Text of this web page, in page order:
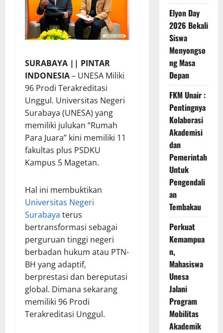
SURABAYA || PINTAR
INDONESIA– UNESA Miliki
96 Prodi Terakreditasi
Unggul. Universitas Negeri
Surabaya (UNESA) yang
memiliki julukan “Rumah
Para Juara” kini memiliki 11
fakultas plus PSDKU
Kampus 5 Magetan.
Hal ini membuktikan
Universitas Negeri
Surabaya terus
bertransformasi sebagai
perguruan tinggi negeri
berbadan hukum atau PTN-
BH yang adaptif,
berprestasi dan bereputasi
global. Dimana sekarang
memiliki 96 Prodi
Terakreditasi Unggul.
Elyon Day
2026 Bekali
Siswa
Menyongso
ng Masa
Depan
FKM Unair :
Pentingnya
Kolaborasi
Akademisi
dan
Pemerintah
Untuk
Pengendali
an
Tembakau
Perkuat
Kemampua
n,
Mahasiswa
Unesa
Jalani
Program
Mobilitas
Akademik